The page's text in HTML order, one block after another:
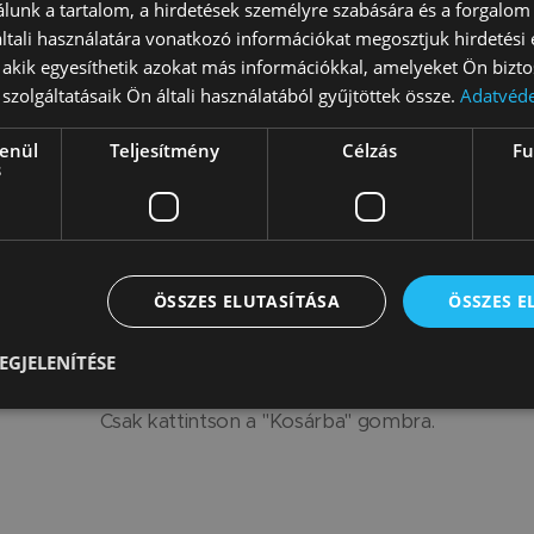
miközben a gyermek fantáziája, vesztibuláris
erősödik.
is egy nagyszerű belső részlet!
játékkészletet hozhat létre. A pikler csúzdát rá
mászókát készít. A gyereknek több lehetősége lesz
könnyű és könnyen összeszerelhető.
Nem tud dönteni?
információra van szüksége, nyugodtan írjon nekünk
ezen a telefonszámon: +36 303 736 63 17 és szívesen
Csak kattintson a "Kosárba" gombra.
a tartalom, a hirdetések személyre szabására és a forgalom
használatára vonatkozó információkat megosztjuk hirdetési
egyesíthetik azokat más információkkal, amelyeket Ön
Ön általi használatából gyűjtöttek össze.
Teljesítmény Célzás
ÖSSZES
ÖSSZES ELUTASÍTÁSA